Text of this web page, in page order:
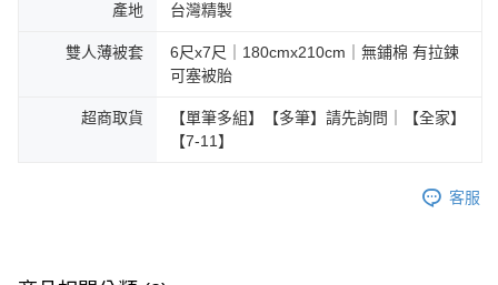
產地 台灣精製
雙人薄被套
6尺x7尺｜180cmx210cm｜無鋪棉 有拉鍊
可塞被胎
超商取貨
【單筆多組】【多筆】請先詢問｜【全家】
【7-11】
客服